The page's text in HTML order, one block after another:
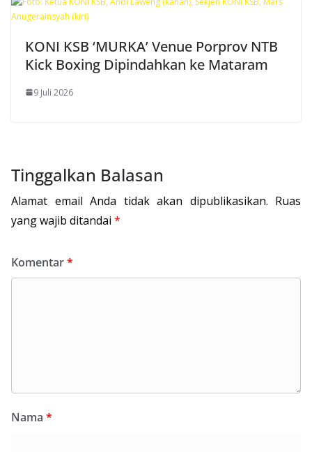
KONI KSB ‘MURKA’ Venue Porprov NTB
Kick Boxing Dipindahkan ke Mataram
9 Juli 2026
Tinggalkan Balasan
Alamat email Anda tidak akan dipublikasikan. Ruas
yang wajib ditandai *
Komentar*
Nama *